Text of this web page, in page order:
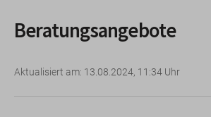
Beratungsangebote
Aktualisiert am: 13.08.2024, 11:34 Uhr